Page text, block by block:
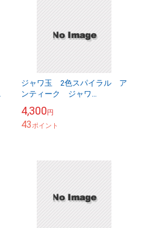
ジャワ玉 2色スパイラル ア
ンティーク ジャワ
4,300円
43ポイント